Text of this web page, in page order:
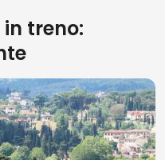
in treno: